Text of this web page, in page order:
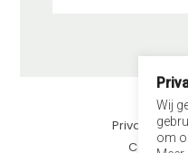
©
Contact
Wij
om